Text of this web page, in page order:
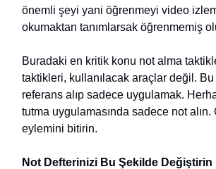
önemli şeyi yani öğrenmeyi video
okumaktan tanımlarsak öğrenmemiş
Buradaki en kritik konu not alma
taktikleri, kullanılacak araçlar değil.
referans alıp sadece uygulamak.
tutma uygulamasında sadece not alın.
eylemini bitirin.
Not Defterinizi Bu Şekilde Değiştirin